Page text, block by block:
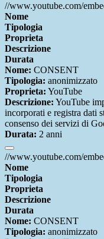
//www.youtube.com/
Nome
Tipologia
Proprieta
Descrizione
Durata
Nome: CONSENT
Tipologia: anonimizzato
Proprieta: YouTube
Descrizione: YouTube
incorporati e registra dati
consenso dei servizi di
Durata: 2 anni
//www.youtube.com/
Nome
Tipologia
Proprieta
Descrizione
Durata
Nome: CONSENT
Tipologia: anonimizzato